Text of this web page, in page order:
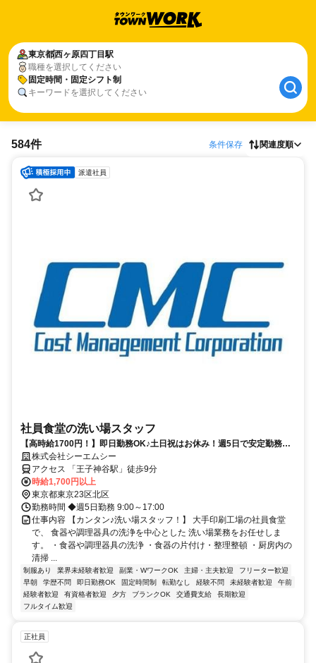
東京都西ヶ原四丁目駅
職種を選択してください
固定時間・固定シフト制
キーワードを選択してください
584件 条件保存 関連度順
派遣社員
社員食堂の洗い場スタッフ
【高時給1700円！】即日勤務OK♪土日祝はお休み！週5日で安定勤務が
可能です！資格を活かして働けます！
株式会社シーエムシー
アクセス 「王子神谷駅」徒歩9分
時給1,700円以上
東京都東京23区北区
勤務時間 ◆週5日勤務 9:00～17:00
仕事内容 【カンタン♪洗い場スタッフ！】 大手印刷工場の社員食堂
で、 食器や調理器具の洗浄を中心とした 洗い場業務をお任せしま
す。 ・食器や調理器具の洗浄 ・食器の片付け・整理整頓 ・厨房内の
清掃 ...
制服あり 業界未経験者歓迎 副業・WワークOK 主婦・主夫歓迎
フリーター歓迎
早朝
学歴不問 即日勤務OK 固定時間制 転勤なし 経験不問 未経験者歓迎
午前
経験者歓迎
有資格者歓迎 夕方 ブランクOK 交通費支給
長期歓迎
フルタイム歓迎
正社員